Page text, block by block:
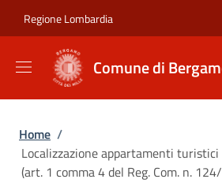
Regione Lombardia
Comune di
Briciole di pane
Home /
Localizzazione appartamenti
(art. 1 comma 4 del Reg. Com. n.